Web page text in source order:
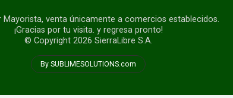
Mayorista, venta únicamente a comercios establecidos.
¡Gracias por tu visita. y regresa pronto!
© Copyright 2026 SierraLibre S.A.
By SUBLIMESOLUTIONS.com